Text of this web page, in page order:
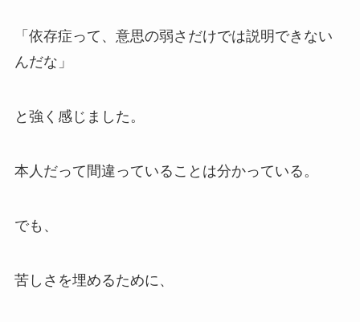
「依存症って、意思の弱さだけでは説明できない
んだな」
と強く感じました。
本人だって間違っていることは分かっている。
でも、
苦しさを埋めるために、